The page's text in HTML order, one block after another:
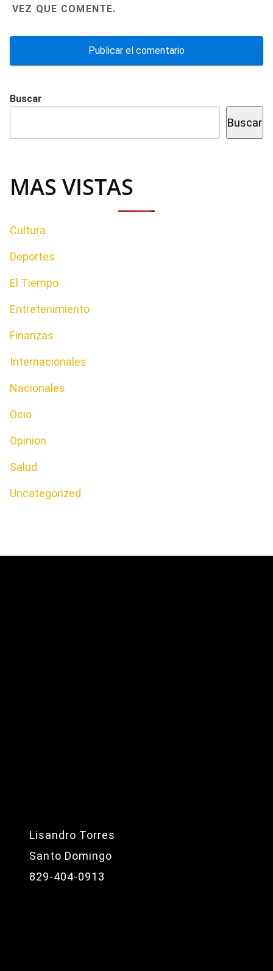
VEZ QUE COMENTE.
Buscar
Buscar
MAS VISTAS
Cultura
Deportes
El Tiempo
Entretenimiento
Finanzas
Internacionales
Nacionales
Ocio
Opinion
Salud
Uncategorized
Lisandro Torres
Santo Domingo
829-404-0913